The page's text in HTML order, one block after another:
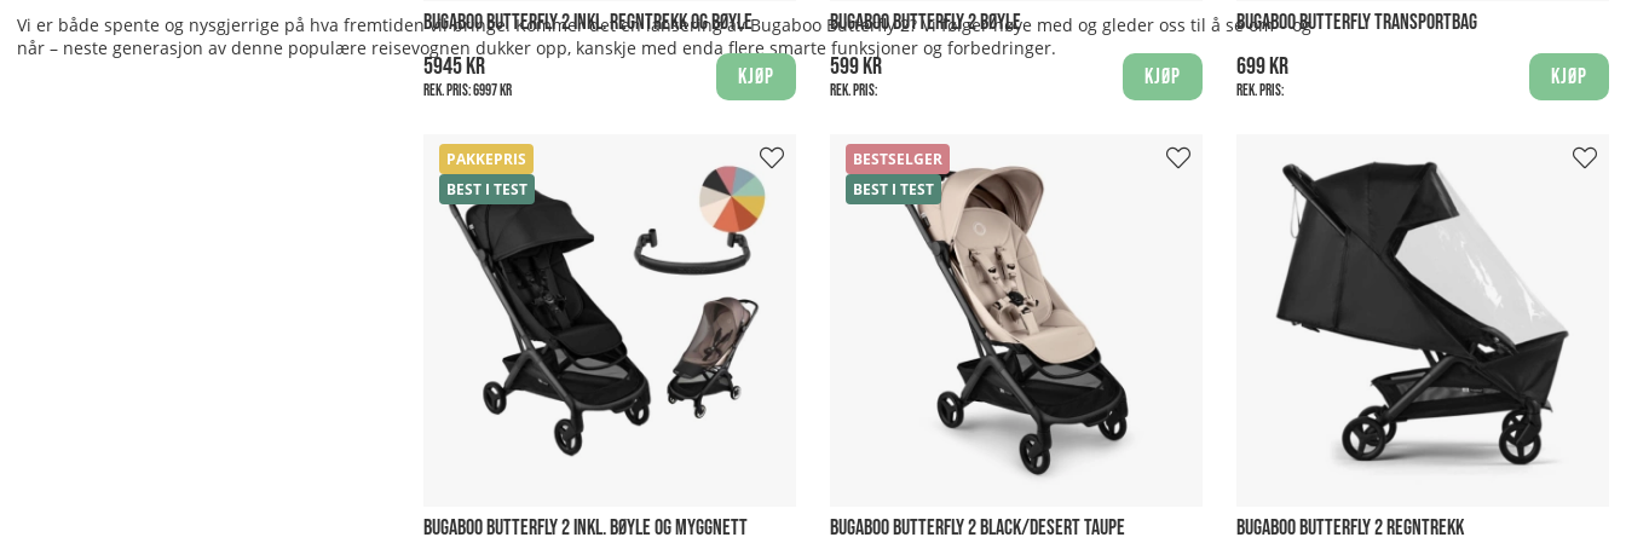
Vi er både spente og nysgjerrige på hva fremtiden vil bringe. Kommer det en lansering av Bugaboo Butterfly 2? Vi følger nøye med og gleder oss til å se om – og
når – neste generasjon av denne populære reisevognen dukker opp, kanskje med enda flere smarte funksjoner og forbedringer.
BUGABOO BUTTERFLY 2 INKL. REGNTREKK OG BØYLE
5945 kr
Rek. pris:6997 kr
Kjøp
BUGABOO BUTTERFLY 2 BØYLE
599 kr
Rek. pris:
Kjøp
BUGABOO BUTTERFLY TRANSPORTBAG
699 kr
Rek. pris:
Kjøp
PAKKEPRIS
BEST I TEST
BUGABOO BUTTERFLY 2 INKL. BØYLE OG MYGGNETT
BESTSELGER
BEST I TEST
BUGABOO BUTTERFLY 2 BLACK/DESERT TAUPE BUGABOO BUTTERFLY 2 REGNTREKK